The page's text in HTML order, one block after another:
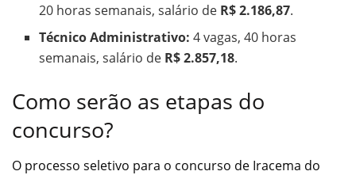
20 horas semanais, salário de R$ 2.186,87.
Técnico Administrativo: 4 vagas, 40 horas
semanais, salário de R$ 2.857,18.
Como serão as etapas do
concurso?
O processo seletivo para o concurso de Iracema do